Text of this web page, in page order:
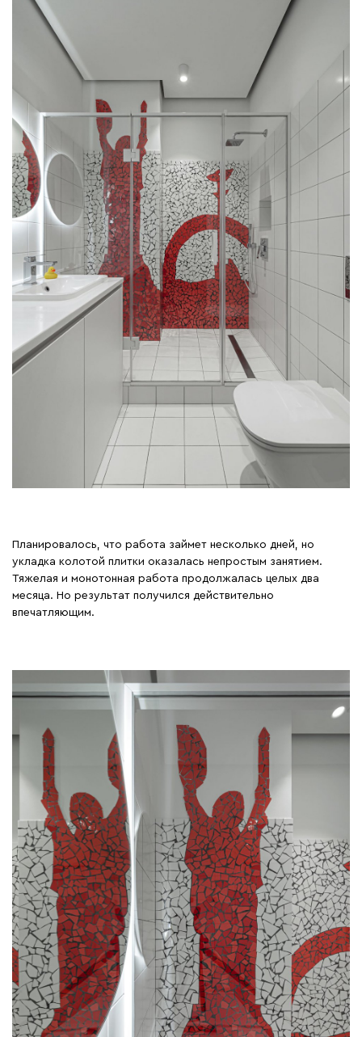
Планировалось, что работа займет несколько дней, но
укладка колотой плитки оказалась непростым занятием.
Тяжелая и монотонная работа продолжалась целых два
месяца. Но результат получился действительно
впечатляющим.